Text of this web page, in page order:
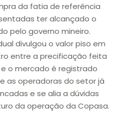
da fatia de referência
ter alcançado o
pelo governo mineiro.
divulgou o valor piso em
entre a precificação feita
o mercado é registrado
as operadoras do setor já
e se alia a dúvidas
da operação da Copasa.